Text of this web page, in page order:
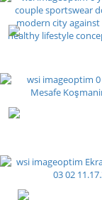
SPOR